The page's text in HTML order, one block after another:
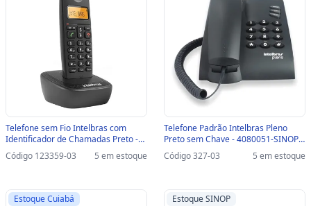
Telefone sem Fio Intelbras com
Identificador de Chamadas Preto -
TS2510 - Suporta até 7 Ramais-
SINOP-03 - 4122510
Código 123359-03 5 em estoque
Telefone Padrão Intelbras Pleno
Preto sem Chave - 4080051-SINOP-
03 - 4080051
Código 327-03 5 em estoque
Estoque Cuiabá Estoque SINOP